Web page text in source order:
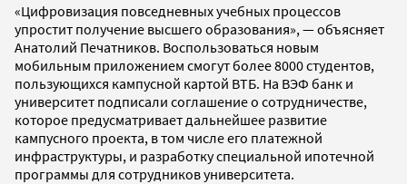
«Цифровизация повседневных учебных процессов
упростит получение высшего образования», — объясняет
Анатолий Печатников. Воспользоваться новым
мобильным приложением смогут более 8000 студентов,
пользующихся кампусной картой ВТБ. На ВЭФ банк и
университет подписали соглашение о сотрудничестве,
которое предусматривает дальнейшее развитие
кампусного проекта, в том числе его платежной
инфраструктуры, и разработку специальной ипотечной
программы для сотрудников университета.